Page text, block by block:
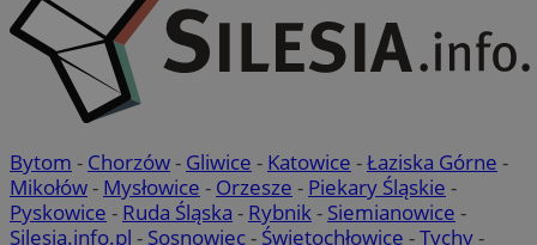
Bytom - Chorzów- Gliwice - Katowice -Łaziska Górne -
Mikołów- Mysłowice - Orzesze - Piekary Śląskie -
Pyskowice - Ruda Śląska - Rybnik - Siemianowice -
Silesia.info.pl - Sosnowiec- Świętochłowice -Tychy-